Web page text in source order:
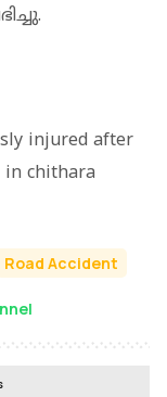
injured after
chithara
Road Accident